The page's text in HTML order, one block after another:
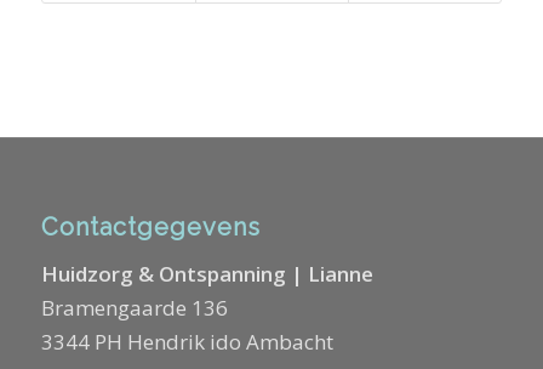
Contactgegevens
Huidzorg & Ontspanning | Lianne
Bramengaarde 136
3344 PH Hendrik ido Ambacht